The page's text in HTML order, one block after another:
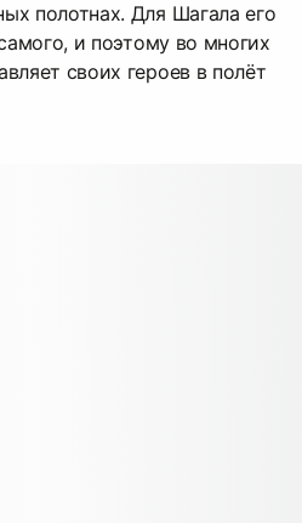
полотнах. Для Шагала его
и поэтому во многих
своих героев в полёт